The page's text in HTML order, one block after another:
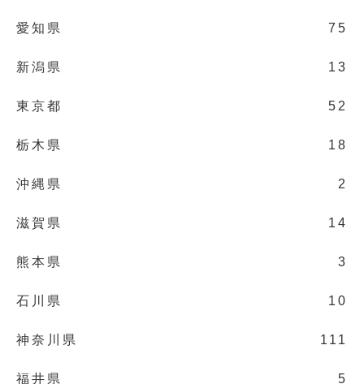
愛知県 75
新潟県 13
東京都 52
栃木県 18
沖縄県 2
滋賀県 14
熊本県 3
石川県 10
神奈川県 111
福井県 5